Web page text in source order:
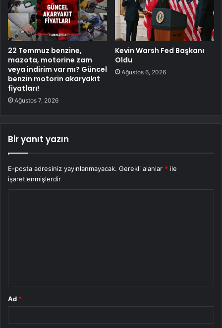
22 Temmuz benzine,
mazota, motorine zam
veya indirim var mı? Güncel
benzin motorin akaryakıt
fiyatları!
Ağustos 7, 2026
Kevin Warsh Fed Başkanı
Oldu
Ağustos 6, 2026
Bir yanıt yazın
E-posta adresiniz yayınlanmayacak. Gerekli alanlar * ile
işaretlenmişlerdir
Ad *